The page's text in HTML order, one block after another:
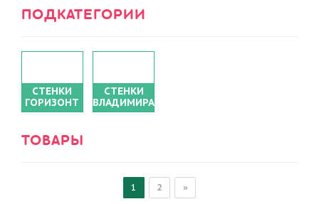
ПОДКАТЕГОРИИ
СТЕНКИ
ГОРИЗОНТ
СТЕНКИ
ВЛАДИМИРА
ТОВАРЫ
1 2 »